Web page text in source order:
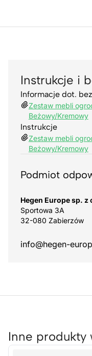
Instrukcje i
Informacje dot.
Zestaw mebli
Beżowy/Kremowy
Instrukcje
Zestaw mebli
Beżowy/Kremowy
Podmiot
Hegen Europe sp. z
Sportowa 3A
32-080 Zabierzów
info@hegen-
Inne produkty